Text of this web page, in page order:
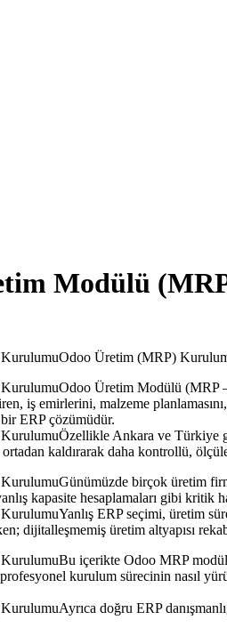
Modülü
Üretim (MRP)
Üretim Modülü (MRP
iş emirlerini, malzeme
ERP çözümüdür.
Ankara ve Türkiye
kaldırarak daha kontrollü,
birçok üretim
kapasite hesaplamaları gibi kritik
ERP seçimi, üretim
dijitalleşmemiş üretim altyapısı
içerikte Odoo MRP
kurulum sürecinin nasıl
doğru ERP